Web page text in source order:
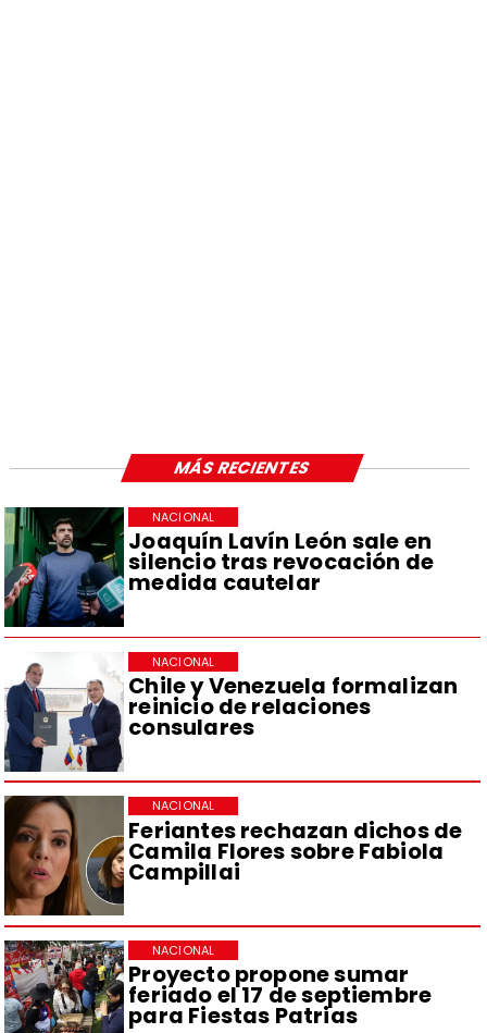
Joaquín Lavín León sale en
silencio tras revocación de
medida cautelar
NACIONAL
Chile y Venezuela formalizan
reinicio de relaciones
consulares
NACIONAL
Feriantes rechazan dichos de
Camila Flores sobre Fabiola
Campillai
NACIONAL
Proyecto propone sumar
feriado el 17 de septiembre
para Fiestas Patrias
NACIONAL
MÁS RECIENTES